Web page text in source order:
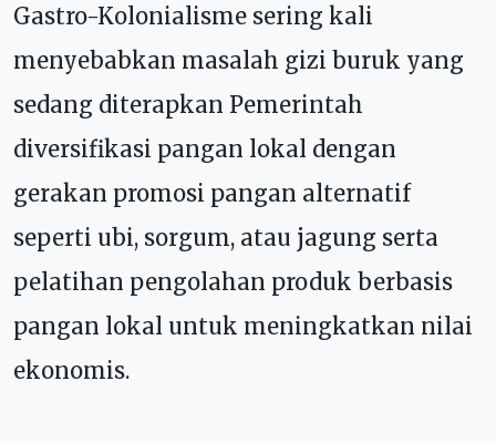
Gastro-Kolonialisme sering kali
menyebabkan masalah gizi buruk yang
sedang diterapkan Pemerintah
diversifikasi pangan lokal dengan
gerakan promosi pangan alternatif
seperti ubi, sorgum, atau jagung serta
pelatihan pengolahan produk berbasis
pangan lokal untuk meningkatkan nilai
ekonomis.